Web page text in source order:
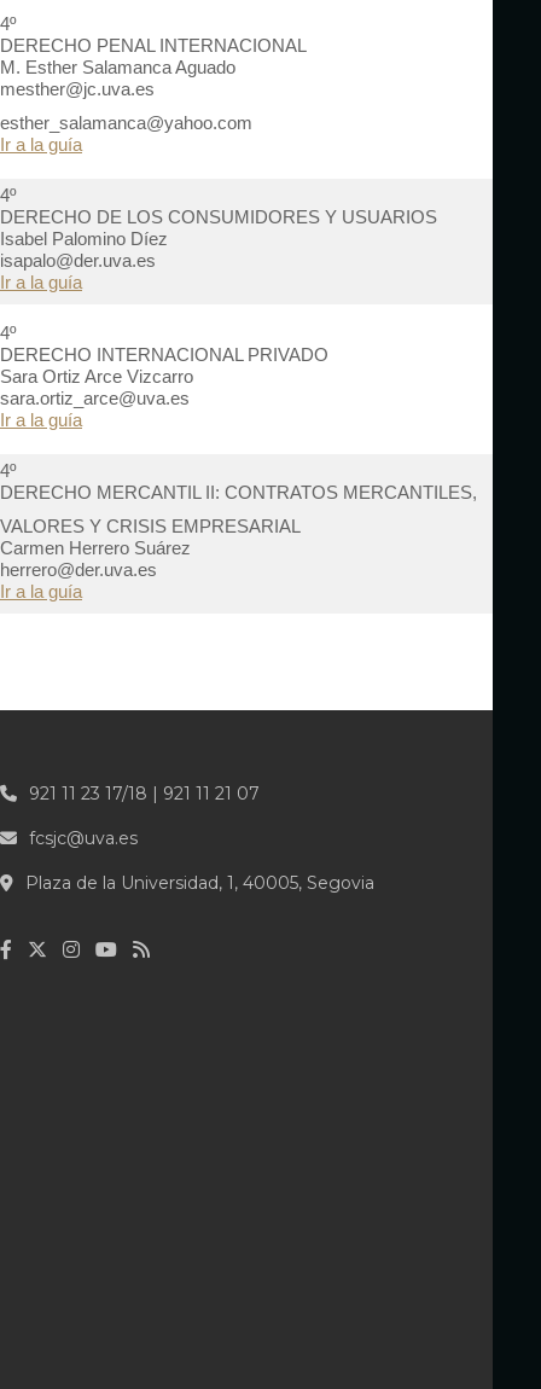
4º
DERECHO PENAL INTERNACIONAL
M. Esther Salamanca Aguado
mesther@jc.uva.es
esther_salamanca@yahoo.com
Ir a la guía
4º
DERECHO DE LOS CONSUMIDORES Y USUARIOS
Isabel Palomino Díez
isapalo@der.uva.es
Ir a la guía
4º
DERECHO INTERNACIONAL PRIVADO
Sara Ortiz Arce Vizcarro
sara.ortiz_arce@uva.es
Ir a la guía
4º
DERECHO MERCANTIL II: CONTRATOS MERCANTILES,
VALORES Y CRISIS EMPRESARIAL
Carmen Herrero Suárez
herrero@der.uva.es
Ir a la guía
921 11 23 17/18 | 921 11 21 07
fcsjc@uva.es
Plaza de la Universidad, 1, 40005, Segovia